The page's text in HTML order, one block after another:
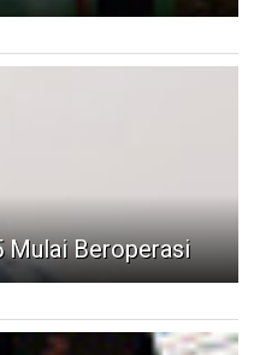
Mulai Beroperasi